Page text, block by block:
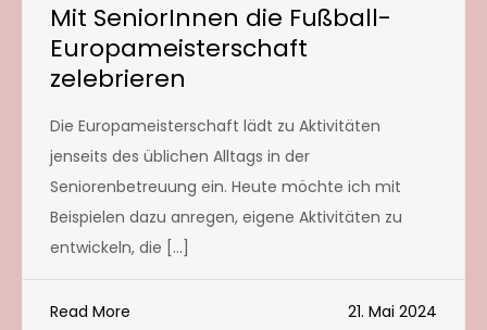
Mit SeniorInnen die Fußball-
Europameisterschaft
zelebrieren
Die Europameisterschaft lädt zu Aktivitäten
jenseits des üblichen Alltags in der
Seniorenbetreuung ein. Heute möchte ich mit
Beispielen dazu anregen, eigene Aktivitäten zu
entwickeln, die […]
Read More 21. Mai 2024